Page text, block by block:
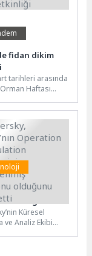
fidan dikim
tarihleri arasında
Haftası
düzenlendi. D-
üzerinde...
Coruna’nın
Triangulation
versiyonu
tespit etti
Küresel
ve Analiz Ekibi